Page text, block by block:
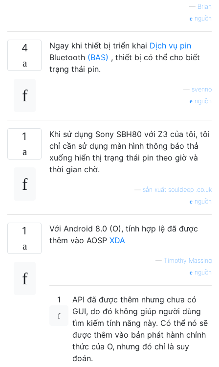
— Brian
nguồn
4 Ngay khi thiết bị triển khai Dịch vụ pin
Bluetooth (BAS) , thiết bị có thể cho biết
trạng thái pin.
svenno
nguồn
1
Khi sử dụng Sony SBH80 với Z3 của tôi, tôi
chỉ cần sử dụng màn hình thông báo thả
xuống hiển thị trạng thái pin theo giờ và
thời gian chờ.
sản xuất souldeep .co.uk
nguồn
1
Với Android 8.0 (O), tính hợp lệ đã được
thêm vào AOSP XDA
— Timothy Massing
nguồn
1
API đã được thêm nhưng chưa có
GUI, do đó không giúp người dùng
tìm kiếm tính năng này. Có thể nó sẽ
được thêm vào bản phát hành chính
thức của O, nhưng đó chỉ là suy
đoán.